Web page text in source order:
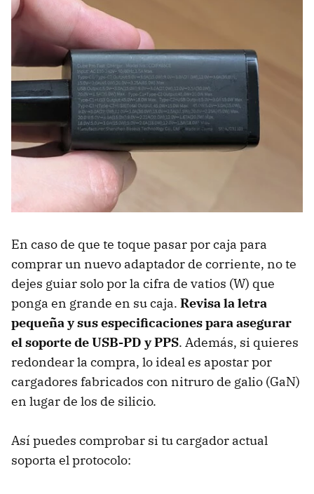
En caso de que te toque pasar por caja para
comprar un nuevo adaptador de corriente, no te
dejes guiar solo por la cifra de vatios (W) que
ponga en grande en su caja. Revisa la letra
pequeña y sus especificaciones para asegurar
el soporte de USB-PD y PPS. Además, si quieres
redondear la compra, lo ideal es apostar por
cargadores fabricados con nitruro de galio (GaN)
en lugar de los de silicio.
Así puedes comprobar si tu cargador actual
soporta el protocolo: